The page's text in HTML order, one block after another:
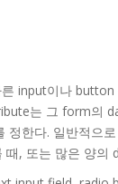
input이나
는 그 form의
정한다. 일반적으
, 또는 많은 양의